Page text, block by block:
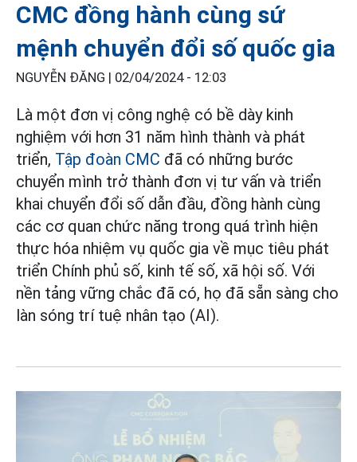
CMC đồng hành cùng sứ
mệnh chuyển đổi số quốc gia
NGUYỄN ĐĂNG | 02/04/2024 - 12:03
Là một đơn vị công nghệ có bề dày kinh
nghiệm với hơn 31 năm hình thành và phát
triển, Tập đoàn CMC đã có những bước
chuyển mình trở thành đơn vị tư vấn và triển
khai chuyển đổi số dẫn đầu, đồng hành cùng
các cơ quan chức năng trong quá trình hiện
thực hóa nhiệm vụ quốc gia về mục tiêu phát
triển Chính phủ số, kinh tế số, xã hội số. Với
nền tảng vững chắc đã có, họ đã sẵn sàng cho
làn sóng trí tuệ nhân tạo (AI).